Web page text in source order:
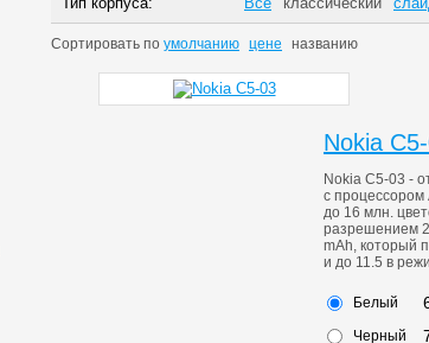
Сортировать по умолчанию цене названию
Nokia
Nokia C5-03 -
с
до 16 млн.
разрешением
mAh, который
и до 11.5 в
Белый
Черный